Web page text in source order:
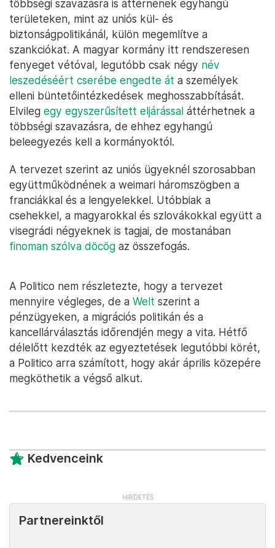
többségi szavazásra is áttérnének egyhangú
területeken, mint az uniós kül- és
biztonságpolitikánál, külön megemlítve a
szankciókat. A magyar kormány itt rendszeresen
fenyeget vétóval, legutóbb csak négy név
leszedéséért cserébe engedte át a személyek
elleni büntetőintézkedések meghosszabbítását.
Elvileg egy egyszerűsített eljárással áttérhetnek a
többségi szavazásra, de ehhez egyhangú
beleegyezés kell a kormányoktól.
A tervezet szerint az uniós ügyeknél szorosabban
együttműködnének a weimari háromszögben a
franciákkal és a lengyelekkel. Utóbbiak a
csehekkel, a magyarokkal és szlovákokkal együtt a
visegrádi négyeknek is tagjai, de mostanában
finoman szólva döcög az összefogás.
A Politico nem részletezte, hogy a tervezet
mennyire végleges, de a Welt szerint a
pénzügyeken, a migrációs politikán és a
kancellárválasztás időrendjén megy a vita. Hétfő
délelőtt kezdték az egyeztetések legutóbbi körét,
a Politico arra számított, hogy akár április közepére
megköthetik a végső alkut.
Kedvenceink
Partnereinktől